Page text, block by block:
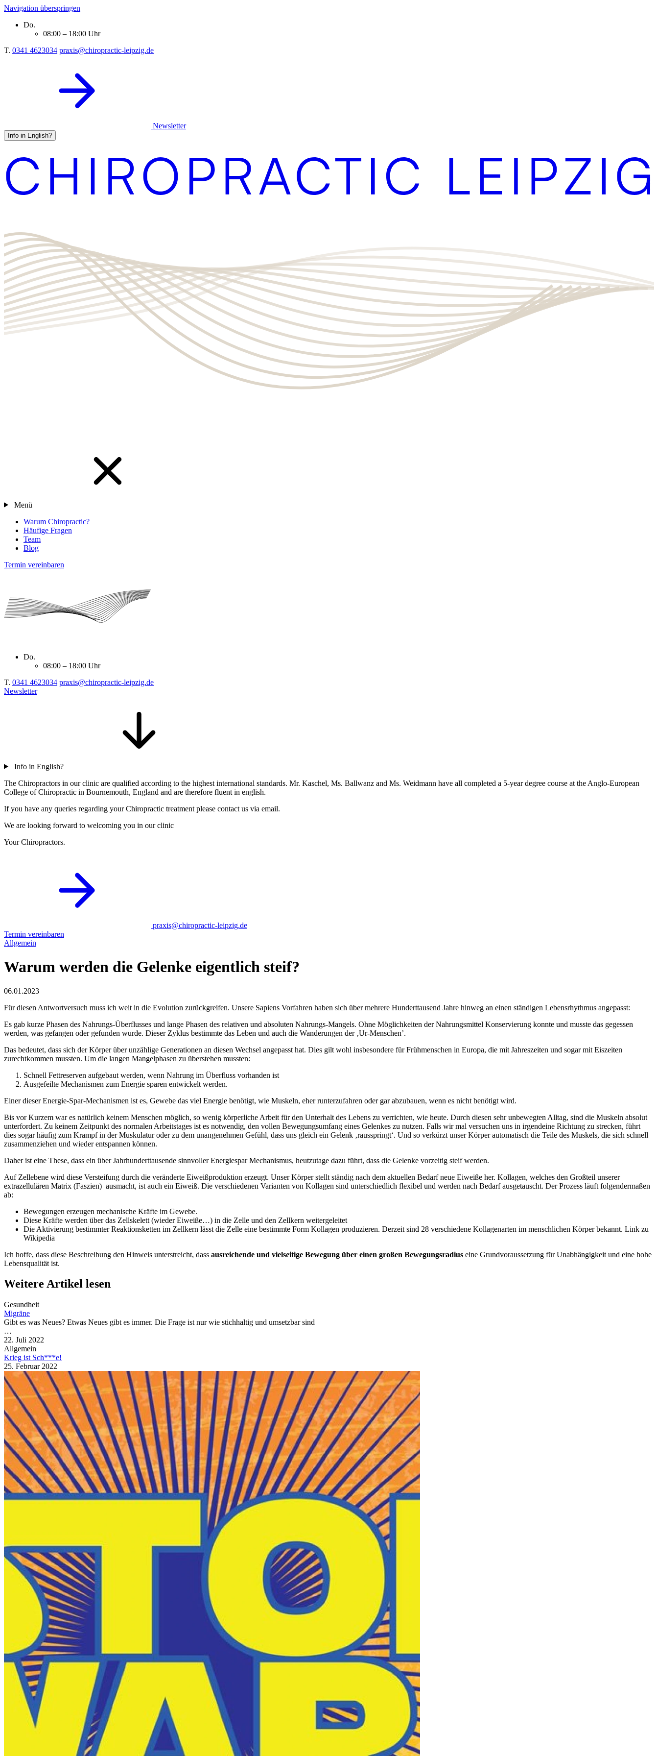
Navigation überspringen
Do.
08:00 – 18:00 Uhr
T. 0341 4623034 praxis@chiropractic-leipzig.de
Newsletter
Info in English?
Menü
Warum Chiropractic?
Häufige Fragen
Team
Blog
Termin vereinbaren
Do.
08:00 – 18:00 Uhr
T. 0341 4623034 praxis@chiropractic-leipzig.de
Newsletter
Info in English?
The Chiropractors in our clinic are qualified according to the highest international standards. Mr. Kaschel, Ms. Ballwanz and Ms. Weidmann have all completed a 5-year degree course at the Anglo-European
College of Chiropractic in Bournemouth, England and are therefore fluent in english.
If you have any queries regarding your Chiropractic treatment please contact us via email.
We are looking forward to welcoming you in our clinic
Your Chiropractors.
praxis@chiropractic-leipzig.de
Termin vereinbaren
Allgemein
Warum werden die Gelenke eigentlich steif?
06.01.2023
Für diesen Antwortversuch muss ich weit in die Evolution zurückgreifen. Unsere Sapiens Vorfahren haben sich über mehrere Hunderttausend Jahre hinweg an einen ständigen Lebensrhythmus angepasst:
Es gab kurze Phasen des Nahrungs-Überflusses und lange Phasen des relativen und absoluten Nahrungs-Mangels. Ohne Möglichkeiten der Nahrungsmittel Konservierung konnte und musste das gegessen
werden, was gefangen oder gefunden wurde. Dieser Zyklus bestimmte das Leben und auch die Wanderungen der ‚Ur-Menschen’.
Das bedeutet, dass sich der Körper über unzählige Generationen an diesen Wechsel angepasst hat. Dies gilt wohl insbesondere für Frühmenschen in Europa, die mit Jahreszeiten und sogar mit Eiszeiten
zurechtkommen mussten. Um die langen Mangelphasen zu überstehen mussten:
Schnell Fettreserven aufgebaut werden, wenn Nahrung im Überfluss vorhanden ist
Ausgefeilte Mechanismen zum Energie sparen entwickelt werden.
Einer dieser Energie-Spar-Mechanismen ist es, Gewebe das viel Energie benötigt, wie Muskeln, eher runterzufahren oder gar abzubauen, wenn es nicht benötigt wird.
Bis vor Kurzem war es natürlich keinem Menschen möglich, so wenig körperliche Arbeit für den Unterhalt des Lebens zu verrichten, wie heute. Durch diesen sehr unbewegten Alltag, sind die Muskeln absolut
unterfordert. Zu keinem Zeitpunkt des normalen Arbeitstages ist es notwendig, den vollen Bewegungsumfang eines Gelenkes zu nutzen. Falls wir mal versuchen uns in irgendeine Richtung zu strecken, führt
dies sogar häufig zum Krampf in der Muskulatur oder zu dem unangenehmen Gefühl, dass uns gleich ein Gelenk ‚rausspringt‘. Und so verkürzt unser Körper automatisch die Teile des Muskels, die sich schnell
zusammenziehen und wieder entspannen können.
Daher ist eine These, dass ein über Jahrhunderttausende sinnvoller Energiespar Mechanismus, heutzutage dazu führt, dass die Gelenke vorzeitig steif werden.
Auf Zellebene wird diese Versteifung durch die veränderte Eiweißproduktion erzeugt. Unser Körper stellt ständig nach dem aktuellen Bedarf neue Eiweiße her. Kollagen, welches den Großteil unserer
extrazellulären Matrix (Faszien) ausmacht, ist auch ein Eiweiß. Die verschiedenen Varianten von Kollagen sind unterschiedlich flexibel und werden nach Bedarf ausgetauscht. Der Prozess läuft folgendermaßen
ab:
Bewegungen erzeugen mechanische Kräfte im Gewebe.
Diese Kräfte werden über das Zellskelett (wieder Eiweiße…) in die Zelle und den Zellkern weitergeleitet
Die Aktivierung bestimmter Reaktionsketten im Zellkern lässt die Zelle eine bestimmte Form Kollagen produzieren. Derzeit sind 28 verschiedene Kollagenarten im menschlichen Körper bekannt. Link zu
Wikipedia
Ich hoffe, dass diese Beschreibung den Hinweis unterstreicht, dass ausreichende und vielseitige Bewegung über einen großen Bewegungsradius eine Grundvoraussetzung für Unabhängigkeit und eine hohe
Lebensqualität ist.
Weitere Artikel lesen
Gesundheit
Migräne
Gibt es was Neues? Etwas Neues gibt es immer. Die Frage ist nur wie stichhaltig und umsetzbar sind
…
22. Juli 2022
Allgemein
Krieg ist Sch***e!
25. Februar 2022